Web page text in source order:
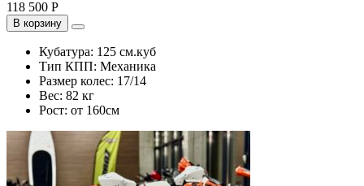
118 500 Р
В корзину
Кубатура: 125 см.куб
Тип КПП: Механика
Размер колес: 17/14
Вес: 82 кг
Рост: от 160см